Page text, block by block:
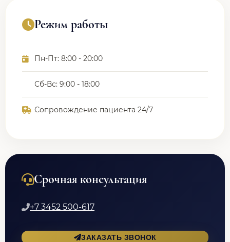
Режим работы
Пн-Пт: 8:00 - 20:00
Сб-Вс: 9:00 - 18:00
Сопровождение пациента 24/7
Срочная консультация
+7 3452 500-617
ЗАКАЗАТЬ ЗВОНОК